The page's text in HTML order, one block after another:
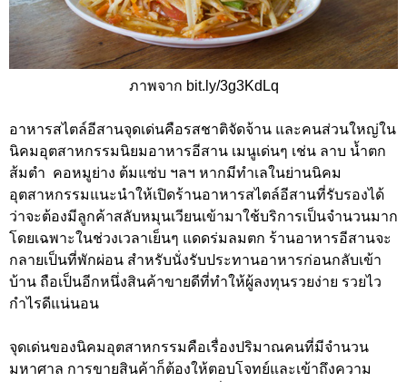
ภาพจาก bit.ly/3g3KdLq
อาหารสไตล์อีสานจุดเด่นคือรสชาติจัดจ้าน และคนส่วนใหญ่ใน
นิคมอุตสาหกรรมนิยมอาหารอีสาน เมนูเด่นๆ เช่น ลาบ น้ำตก
ส้มตำ คอหมูย่าง ต้มแซ่บ ฯลฯ หากมีทำเลในย่านนิคม
อุตสาหกรรมแนะนำให้เปิดร้านอาหารสไตล์อีสานที่รับรองได้
ว่าจะต้องมีลูกค้าสลับหมุนเวียนเข้ามาใช้บริการเป็นจำนวนมาก
โดยเฉพาะในช่วงเวลาเย็นๆ แดดร่มลมตก ร้านอาหารอีสานจะ
กลายเป็นที่พักผ่อน สำหรับนั่งรับประทานอาหารก่อนกลับเข้า
บ้าน ถือเป็นอีกหนึ่งสินค้าขายดีที่ทำให้ผู้ลงทุนรวยง่าย รวยไว
กำไรดีแน่นอน
จุดเด่นของนิคมอุตสาหกรรมคือเรื่องปริมาณคนที่มีจำนวน
มหาศาล การขายสินค้าก็ต้องให้ตอบโจทย์และเข้าถึงความ